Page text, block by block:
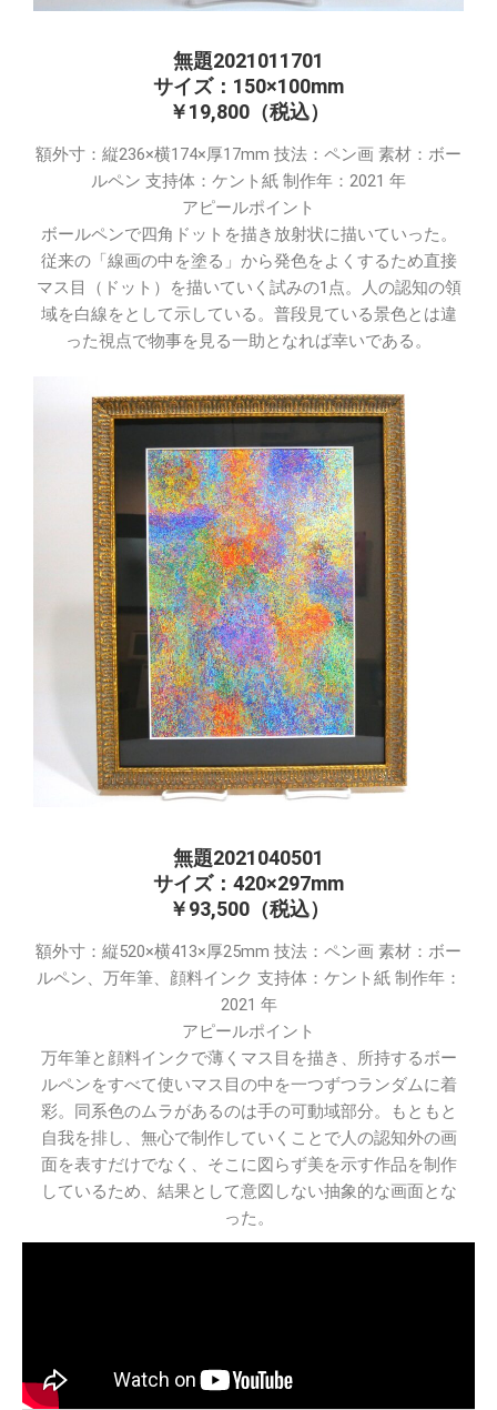
無題2021011701
サイズ：150×100mm
￥19,800（税込）
額外寸：縦236×横174×厚17mm 技法：ペン画 素材：ボー
ルペン 支持体：ケント紙 制作年：2021 年
アピールポイント
ボールペンで四角ドットを描き放射状に描いていった。
従来の「線画の中を塗る」から発色をよくするため直接
マス目（ドット）を描いていく試みの1点。人の認知の領
域を白線をとして示している。普段見ている景色とは違
った視点で物事を見る一助となれば幸いである。
無題2021040501
サイズ：420×297mm
￥93,500（税込）
額外寸：縦520×横413×厚25mm 技法：ペン画 素材：ボー
ルペン、万年筆、顔料インク 支持体：ケント紙 制作年：
2021 年
アピールポイント
万年筆と顔料インクで薄くマス目を描き、所持するボー
ルペンをすべて使いマス目の中を一つずつランダムに着
彩。同系色のムラがあるのは手の可動域部分。もともと
自我を排し、無心で制作していくことで人の認知外の画
面を表すだけでなく、そこに図らず美を示す作品を制作
しているため、結果として意図しない抽象的な画面とな
った。